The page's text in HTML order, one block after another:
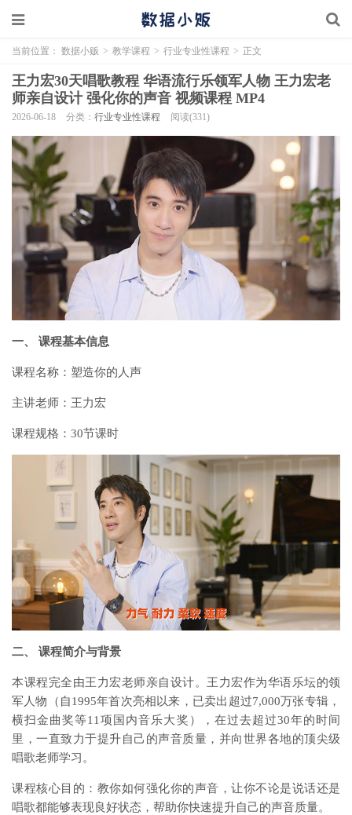
当前位置： 数据小贩 > 教学课程 > 行业专业性课程 > 正文
王力宏30天唱歌教程 华语流行乐领军人物 王力宏老
师亲自设计 强化你的声音 视频课程 MP4
2026-06-18 分类： 行业专业性课程 阅读(331)
一、 课程基本信息
课程名称：塑造你的人声
主讲老师：王力宏
课程规格：30节课时
二、 课程简介与背景
本课程完全由王力宏老师亲自设计。王力宏作为华语乐坛的领
军人物（自1995年首次亮相以来，已卖出超过7,000万张专辑，
横扫金曲奖等11项国内音乐大奖），在过去超过30年的时间
里，一直致力于提升自己的声音质量，并向世界各地的顶尖级
唱歌老师学习。
课程核心目的：教你如何强化你的声音，让你不论是说话还是
唱歌都能够表现良好状态，帮助你快速提升自己的声音质量。